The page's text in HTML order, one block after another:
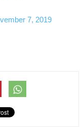
7, 2019